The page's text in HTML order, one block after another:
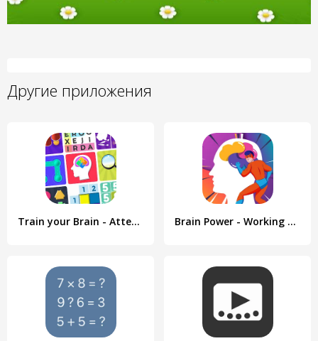
Другие приложения
Train your Brain - Attention Brain Power - Working memory